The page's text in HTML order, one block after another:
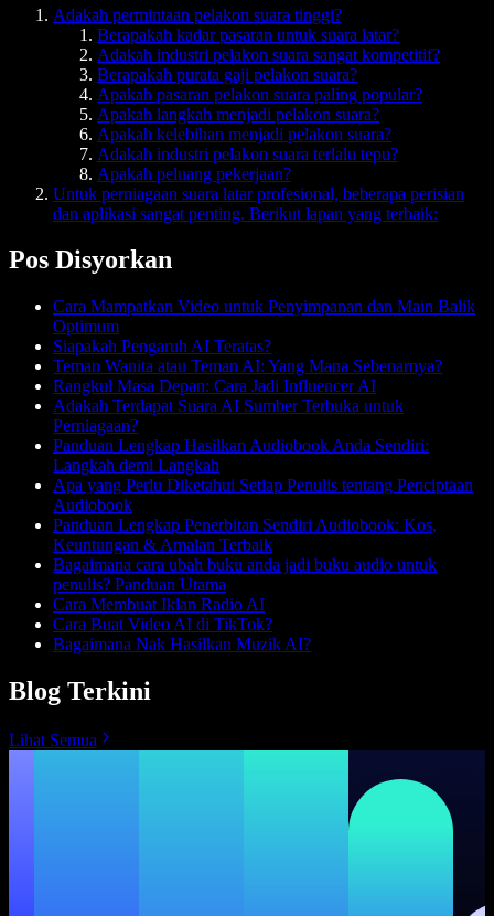
Adakah permintaan pelakon suara tinggi?
Berapakah kadar pasaran untuk suara latar?
Adakah industri pelakon suara sangat kompetitif?
Berapakah purata gaji pelakon suara?
Apakah pasaran pelakon suara paling popular?
Apakah langkah menjadi pelakon suara?
Apakah kelebihan menjadi pelakon suara?
Adakah industri pelakon suara terlalu tepu?
Apakah peluang pekerjaan?
Untuk perniagaan suara latar profesional, beberapa perisian
dan aplikasi sangat penting. Berikut lapan yang terbaik:
Pos Disyorkan
Cara Mampatkan Video untuk Penyimpanan dan Main Balik
Optimum
Siapakah Pengaruh AI Teratas?
Teman Wanita atau Teman AI: Yang Mana Sebenarnya?
Rangkul Masa Depan: Cara Jadi Influencer AI
Adakah Terdapat Suara AI Sumber Terbuka untuk
Perniagaan?
Panduan Lengkap Hasilkan Audiobook Anda Sendiri:
Langkah demi Langkah
Apa yang Perlu Diketahui Setiap Penulis tentang Penciptaan
Audiobook
Panduan Lengkap Penerbitan Sendiri Audiobook: Kos,
Keuntungan & Amalan Terbaik
Bagaimana cara ubah buku anda jadi buku audio untuk
penulis? Panduan Utama
Cara Membuat Iklan Radio AI
Cara Buat Video AI di TikTok?
Bagaimana Nak Hasilkan Muzik AI?
Blog Terkini
Lihat Semua